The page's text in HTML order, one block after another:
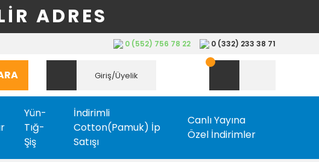
ADRES
0 (552) 756 78 22 0 (332) 233 38 71
Giriş/Üyelik
Yün-
Tığ-
Şiş
İndirimli
Cotton(Pamuk) İp
Satışı
Canlı Yayına
Özel İndirimler